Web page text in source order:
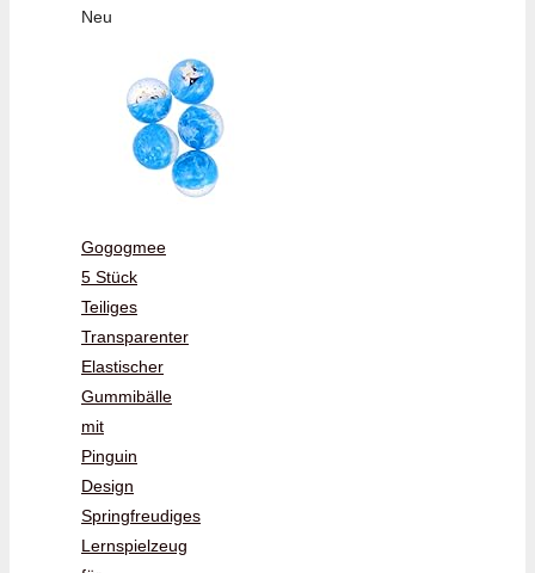
Neu
Gogogmee
5 Stück
Teiliges
Transparenter
Elastischer
Gummibälle
mit
Pinguin
Design
Springfreudiges
Lernspielzeug